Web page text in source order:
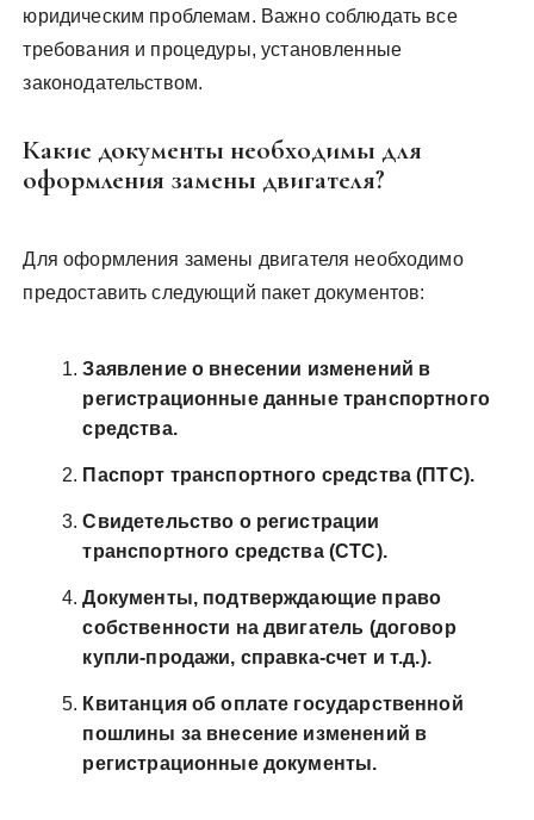
юридическим проблемам. Важно соблюдать все
требования и процедуры, установленные
законодательством.
Какие документы необходимы для
оформления замены двигателя?
Для оформления замены двигателя необходимо
предоставить следующий пакет документов:
Заявление о внесении изменений в
регистрационные данные транспортного
средства.
Паспорт транспортного средства (ПТС).
Свидетельство о регистрации
транспортного средства (СТС).
Документы, подтверждающие право
собственности на двигатель (договор
купли-продажи, справка-счет и т.д.).
Квитанция об оплате государственной
пошлины за внесение изменений в
регистрационные документы.